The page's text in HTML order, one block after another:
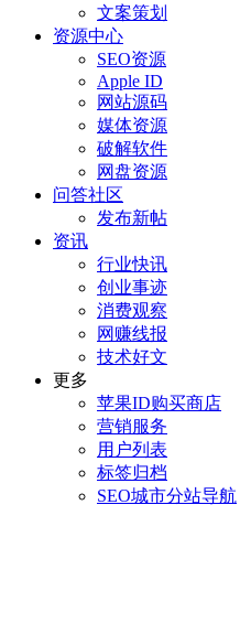
文案策划
资源中心
SEO资源
Apple ID
网站源码
媒体资源
破解软件
网盘资源
问答社区
发布新帖
资讯
行业快讯
创业事迹
消费观察
网赚线报
技术好文
更多
苹果ID购买商店
营销服务
用户列表
标签归档
SEO城市分站导航